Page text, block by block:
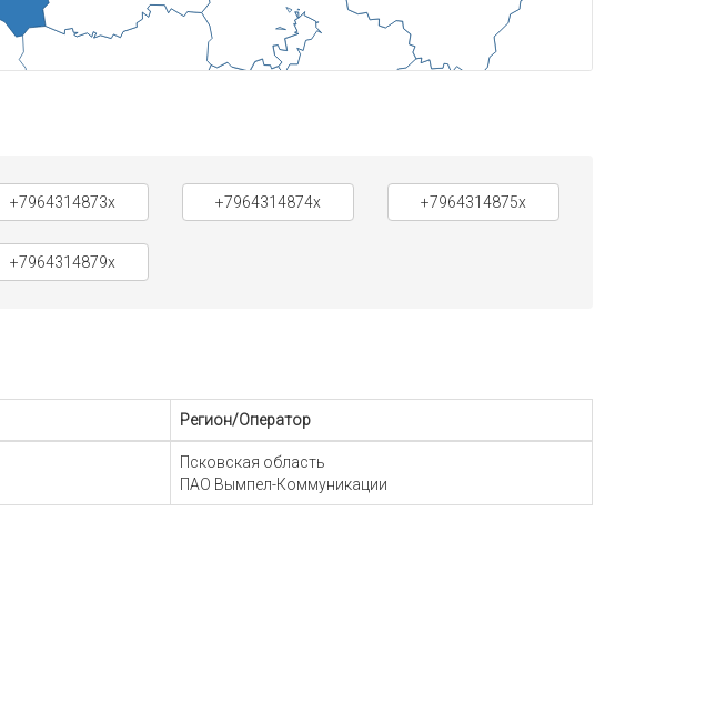
+7964314873x +7964314874x +7964314875x
+7964314879x
Регион/Оператор
Псковская область
ПАО Вымпел-Коммуникации